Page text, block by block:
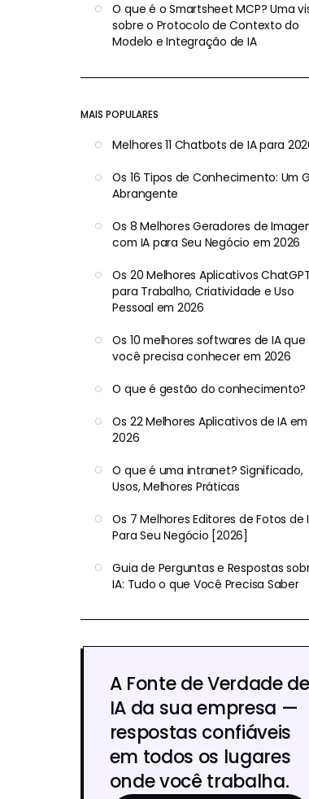
O que é o Smartsheet MCP? Uma
sobre o Protocolo de Contexto do
Modelo e Integração de IA
MAIS POPULARES
Melhores 11 Chatbots de IA para
Os 16 Tipos de Conhecimento: Um
Abrangente
Os 8 Melhores Geradores de
com IA para Seu Negócio em 2026
Os 20 Melhores Aplicativos
para Trabalho, Criatividade e Uso
Pessoal em 2026
Os 10 melhores softwares de IA que
você precisa conhecer em 2026
O que é gestão do conhecimento?
Os 22 Melhores Aplicativos de IA em
2026
O que é uma intranet? Significado,
Usos, Melhores Práticas
Os 7 Melhores Editores de Fotos de
Para Seu Negócio [2026]
Guia de Perguntas e Respostas
IA: Tudo o que Você Precisa Saber
A Fonte de Verdade de
IA da sua empresa —
respostas confiáveis
em todos os lugares
onde você trabalha.